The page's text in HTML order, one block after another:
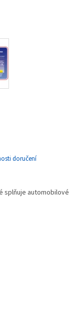
doručení
splňuje automobilové